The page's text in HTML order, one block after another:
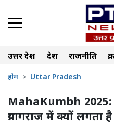
उत्तर प्रदेश देश राजनीति
होम Uttar Pradesh
MahaKumbh 2025:
प्रयागराज में क्यों